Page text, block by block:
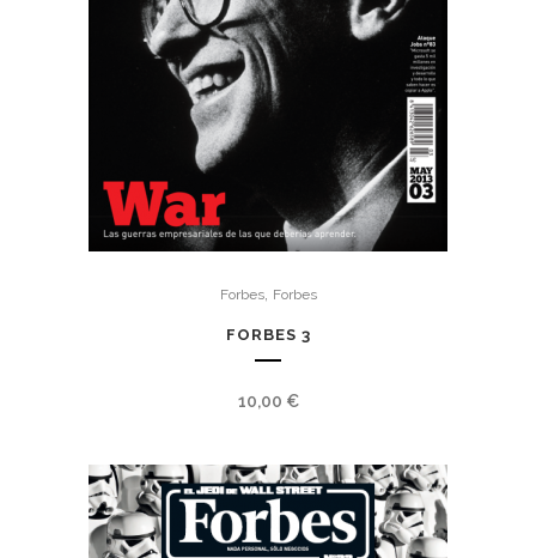
Forbes, Forbes
FORBES 3
10,00 €